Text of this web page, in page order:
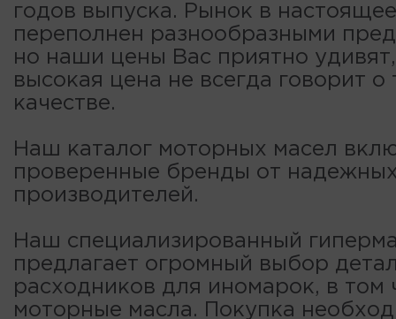
годов выпуска. Рынок в
переполнен разнообразными
но наши цены Вас приятно
высокая цена не всегда говорит
качестве.
Наш каталог моторных масел
проверенные бренды от
производителей.
Наш специализированный
предлагает огромный выбор
расходников для иномарок, в том
моторные масла. Покупка